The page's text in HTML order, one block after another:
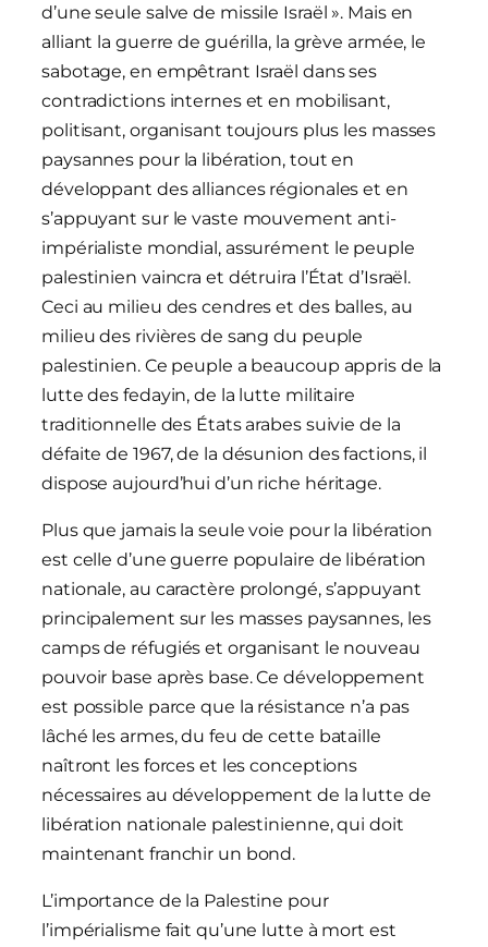
d’une seule salve de missile Israël ». Mais en
alliant la guerre de guérilla, la grève armée, le
sabotage, en empêtrant Israël dans ses
contradictions internes et en mobilisant,
politisant, organisant toujours plus les masses
paysannes pour la libération, tout en
développant des alliances régionales et en
s’appuyant sur le vaste mouvement anti-
impérialiste mondial, assurément le peuple
palestinien vaincra et détruira l’État d’Israël.
Ceci au milieu des cendres et des balles, au
milieu des rivières de sang du peuple
palestinien. Ce peuple a beaucoup appris de la
lutte des fedayin, de la lutte militaire
traditionnelle des États arabes suivie de la
défaite de 1967, de la désunion des factions, il
dispose aujourd’hui d’un riche héritage.
Plus que jamais la seule voie pour la libération
est celle d’une guerre populaire de libération
nationale, au caractère prolongé, s’appuyant
principalement sur les masses paysannes, les
camps de réfugiés et organisant le nouveau
pouvoir base après base. Ce développement
est possible parce que la résistance n’a pas
lâché les armes, du feu de cette bataille
naîtront les forces et les conceptions
nécessaires au développement de la lutte de
libération nationale palestinienne, qui doit
maintenant franchir un bond.
L’importance de la Palestine pour
l’impérialisme fait qu’une lutte à mort est